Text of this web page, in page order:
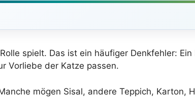
spielt. Das ist ein häufiger Denkfehler:
Vorliebe der Katze passen.
mögen Sisal, andere Teppich, Karton,